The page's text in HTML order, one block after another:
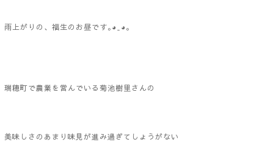
雨上がりの、福生のお昼です｡◕‿◕｡
瑞穂町で農業を営んでいる菊池樹里さんの
美味しさのあまり味見が進み過ぎてしょうがない